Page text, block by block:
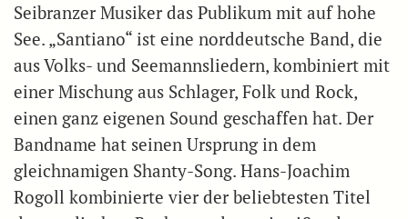
Seibranzer Musiker das Publikum mit auf hohe
See. „Santiano“ ist eine norddeutsche Band, die
aus Volks- und Seemannsliedern, kombiniert mit
einer Mischung aus Schlager, Folk und Rock,
einen ganz eigenen Sound geschaffen hat. Der
Bandname hat seinen Ursprung in dem
gleichnamigen Shanty-Song. Hans-Joachim
Rogoll kombinierte vier der beliebtesten Titel